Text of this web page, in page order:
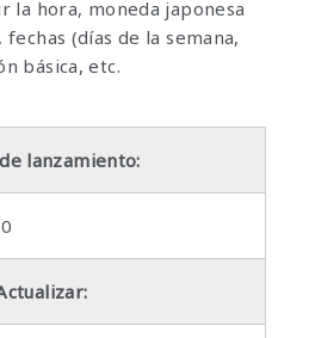
la hora, moneda japonesa
(días de la semana,
básica, etc.
lanzamiento: